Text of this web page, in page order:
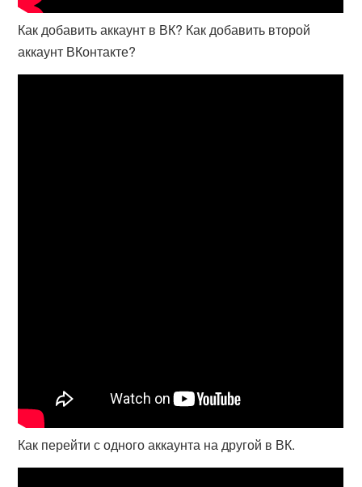
Как добавить аккаунт в ВК? Как добавить второй
аккаунт ВКонтакте?
Как перейти с одного аккаунта на другой в ВК.